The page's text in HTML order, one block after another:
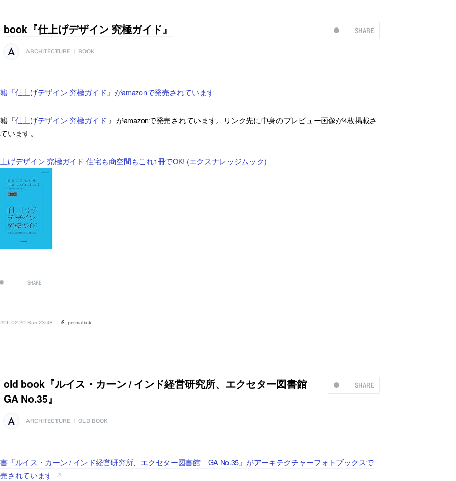
SHARE
book『仕上げデザイン 究極ガイド』
ARCHITECTURE BOOK
『仕上げデザイン 究極ガイド』がamazonで発売されています
『仕上げデザイン 究極ガイド 』がamazonで発売されています。リンク先に中身のプレビュー画像が4枚掲載さ
います。
げデザイン 究極ガイド 住宅も商空間もこれ1冊でOK! (エクスナレッジムック)
SHARE
2011.02.20 Sun 23:48 permalink
SHARE
old book『ルイス・カーン / インド経営研究所、エクセター図書館
GA No.35』
ARCHITECTURE OLD BOOK
『ルイス・カーン / インド経営研究所、エクセター図書館 GA No.35』がアーキテクチャーフォトブックスで
されています